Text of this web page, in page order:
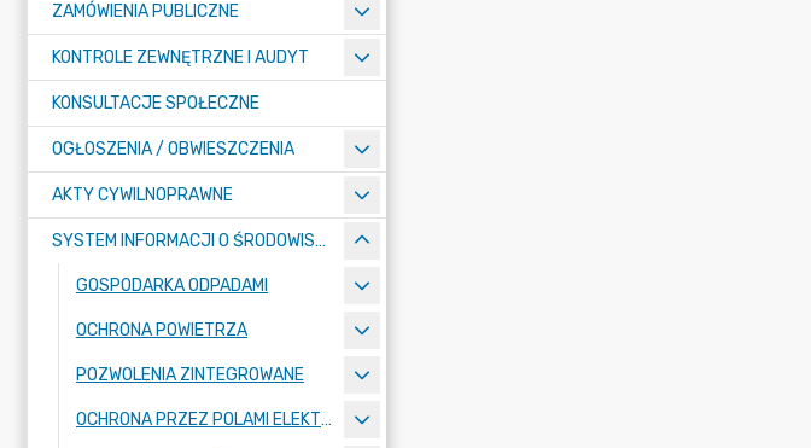
ZAMÓWIENIA PUBLICZNE
KONTROLE ZEWNĘTRZNE I AUDYT
KONSULTACJE SPOŁECZNE
OGŁOSZENIA / OBWIESZCZENIA
AKTY CYWILNOPRAWNE
SYSTEM INFORMACJI O ŚRODOWISKU
GOSPODARKA ODPADAMI
OCHRONA POWIETRZA
POZWOLENIA ZINTEGROWANE
OCHRONA PRZEZ POLAMI ELEKTROMAGNETYCZNYMI